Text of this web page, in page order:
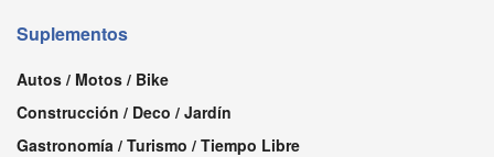
Suplementos
Autos / Motos / Bike
Construcción / Deco / Jardín
Gastronomía / Turismo / Tiempo Libre